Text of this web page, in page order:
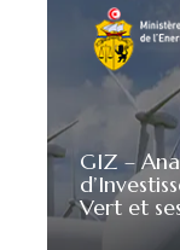
GIZ –
Vert et